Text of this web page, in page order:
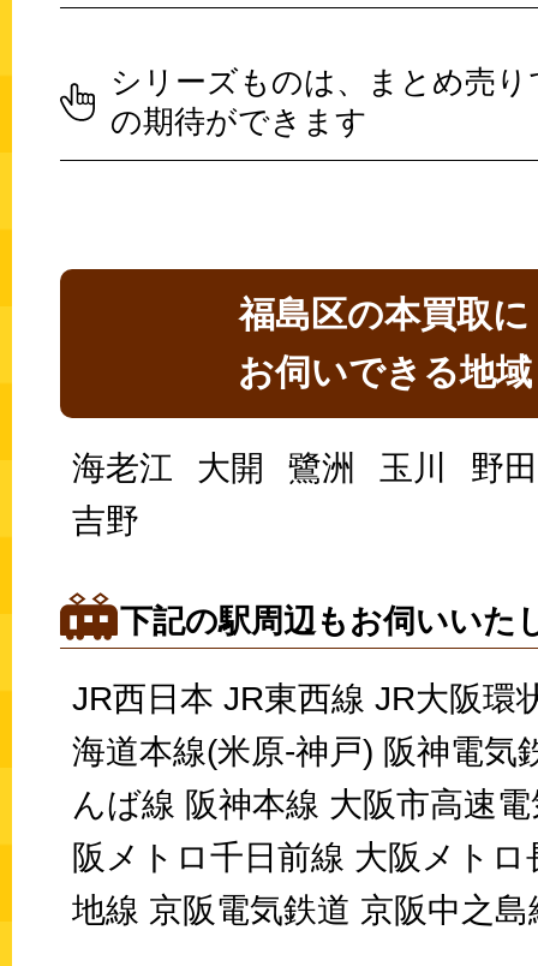
シリーズものは、まとめ売り
の期待ができます
福島区の本買取に
お伺いできる地域
海老江 大開 鷺洲 玉川
野田
吉野
下記の駅周辺もお伺いいた
JR西日本 JR東西線 JR大阪環
海道本線(米原-神戸) 阪神電気
んば線 阪神本線 大阪市高速
阪メトロ千日前線 大阪メトロ
地線 京阪電気鉄道 京阪中之島